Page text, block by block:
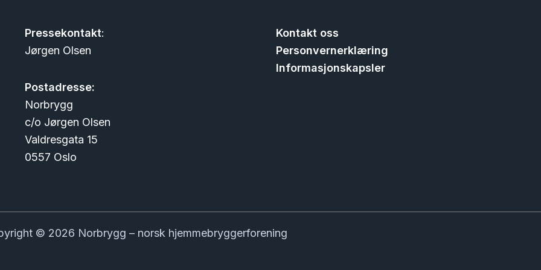
Pressekontakt:
Jørgen Olsen
Postadresse:
Norbrygg
c/o Jørgen Olsen
Valdresgata 15
0557 Oslo
Kontakt oss
Personvernerklæring
Informasjonskapsler
© 2026 Norbrygg – norsk hjemmebryggerforening